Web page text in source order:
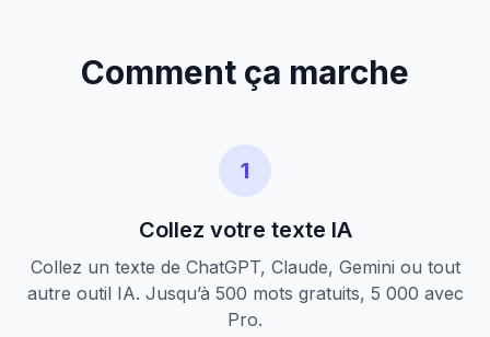
Comment ça marche
1
Collez votre texte IA
Collez un texte de ChatGPT, Claude, Gemini ou tout
autre outil IA. Jusqu’à 500 mots gratuits, 5 000 avec
Pro.